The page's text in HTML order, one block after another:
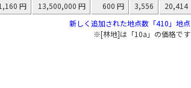
円 13,500,000 円 600 円 3,556
20,414
新しく追加された地点数「410」地点
※[林地]は「10a」の価格です